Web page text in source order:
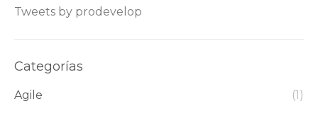
Tweets by prodevelop
Categorías
Agile
(1)